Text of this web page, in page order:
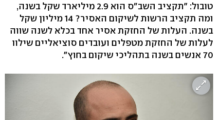
טובול: "תקציב השב"ס הוא 2.9 מיליארד שקל בשנה,
ומה תקציב הרשות לשיקום האסיר? 14 מיליון שקל
בשנה. העלות של החזקת אסיר אחד בכלא לשנה שווה
לעלות של החזקת מטפלים ועובדים סוציאליים שילוו
70 אנשים בשנה בתהליכי שיקום בחוץ".